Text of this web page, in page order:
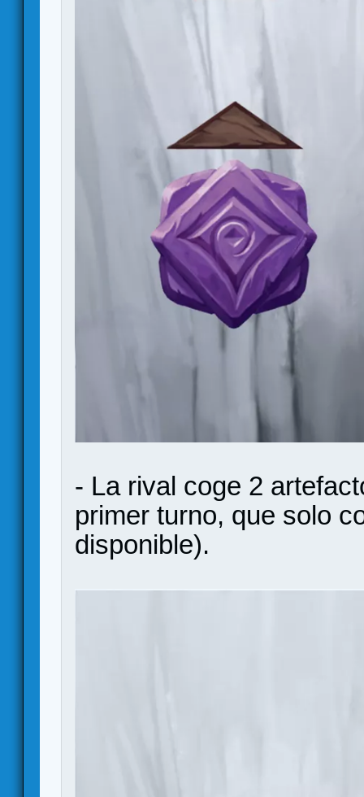
- La rival coge 2
primer turno, que solo
disponible).